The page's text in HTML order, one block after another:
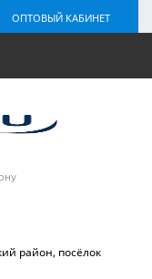
ОПТОВЫЙ КАБИНЕТ
район, посёлок